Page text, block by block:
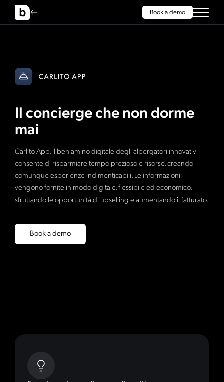
Book a demo
Il concierge che non dorme
mai
Carlito App, il beniamino digitale degli albergatori innovativi
consente di risparmiare tempo prezioso e risorse, creando
comunque esperienze indimenticabili. Le informazioni
vengono fornite in modo digitale, flessibile ed economico,
sfruttando le opportunità di upselling e aumentando il fatturato.
Book a demo